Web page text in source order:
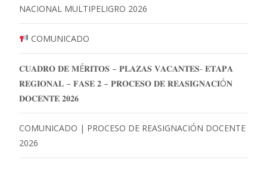
NACIONAL MULTIPELIGRO 2026
COMUNICADO
𝐂𝐔𝐀𝐃𝐑𝐎 𝐃𝐄 𝐌É𝐑𝐈𝐓𝐎𝐒 – 𝐏𝐋𝐀𝐙𝐀𝐒 𝐕𝐀𝐂𝐀𝐍𝐓𝐄𝐒- 𝐄𝐓𝐀𝐏𝐀
𝐑𝐄𝐆𝐈𝐎𝐍𝐀𝐋 – 𝐅𝐀𝐒𝐄 𝟐 – 𝐏𝐑𝐎𝐂𝐄𝐒𝐎 𝐃𝐄 𝐑𝐄𝐀𝐒𝐈𝐆𝐍𝐀𝐂𝐈Ó𝐍
𝐃𝐎𝐂𝐄𝐍𝐓𝐄 𝟐𝟎𝟐𝟔
COMUNICADO | PROCESO DE REASIGNACIÓN DOCENTE
2026